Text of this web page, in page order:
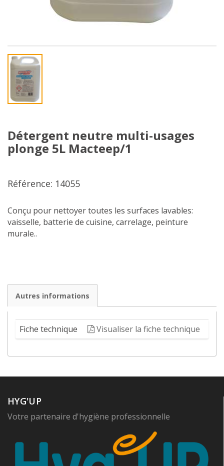
Détergent neutre multi-usages
plonge 5L Macteep/1
Référence: 14055
Conçu pour nettoyer toutes les surfaces lavables:
vaisselle, batterie de cuisine, carrelage, peinture
murale..
Autres informations
Fiche technique Visualiser la fiche technique
HYG'UP
Votre partenaire d'hygiène professionnelle